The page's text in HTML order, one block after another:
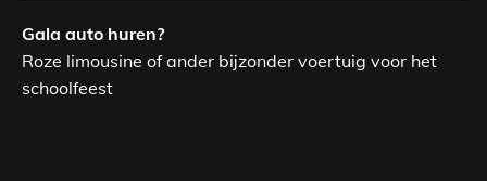
Gala auto huren?
Roze limousine of ander bijzonder voertuig voor het
schoolfeest